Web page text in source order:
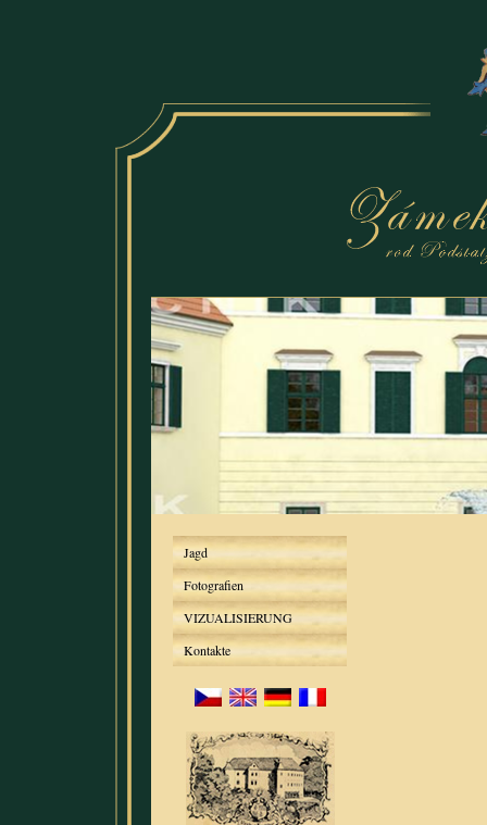
Jagd
Fotografien
VIZUALISIERUNG
Kontakte